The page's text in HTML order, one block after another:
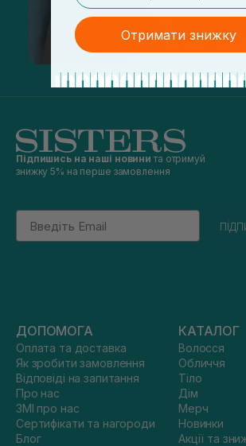
Підпишись на наші новини та отримуй
знижку 5% на перше замовлення
Email
ДОПОМОГА
Оплата та доставка
Як зробити замовлення
Відповіді на запитання
Про нас
ЗМІ про нас
Сертифікати та нагороди
Блог
КАТАЛОГ
Волосся
Обличчя
Тіло
Дім
Мерч
Новинки
Акції та
Отримати знижку